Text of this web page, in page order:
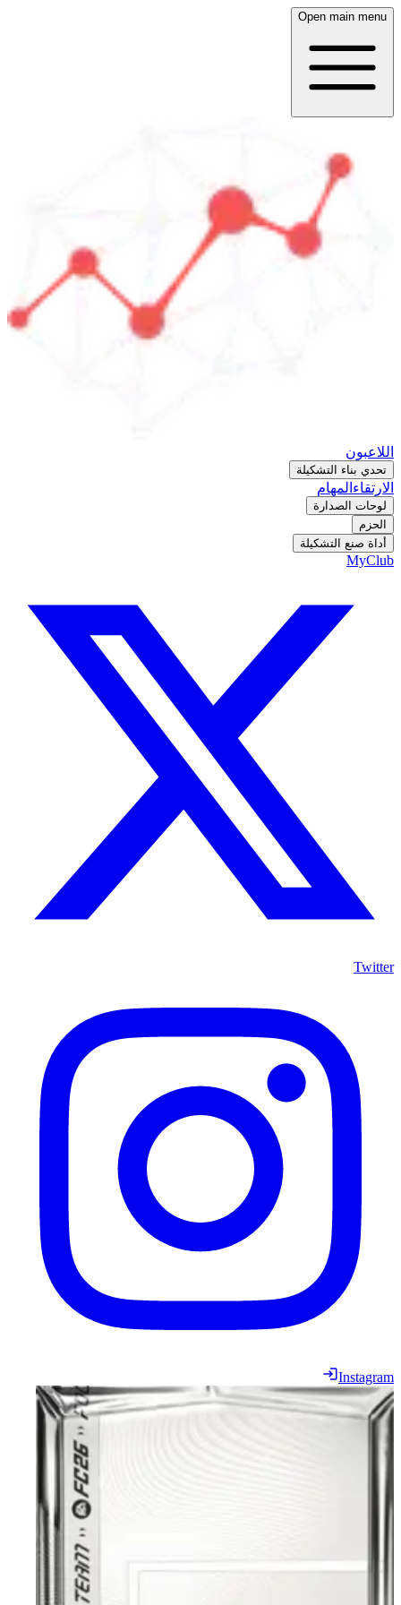
Open main menu
اللاعبون
تحدي بناء التشكيلة
الارتقاء المهام
لوحات الصدارة
الحزم
أداة صنع التشكيلة
MyClub
Twitter
Instagram